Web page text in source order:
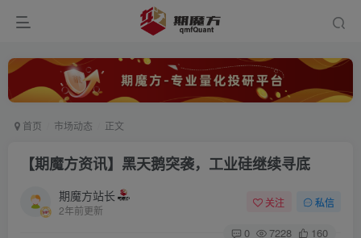
首页 市场动态 正文
【期魔方资讯】黑天鹅突袭，工业硅继续寻底
期魔方站长
2年前更新
关注 私信
0 7228 160